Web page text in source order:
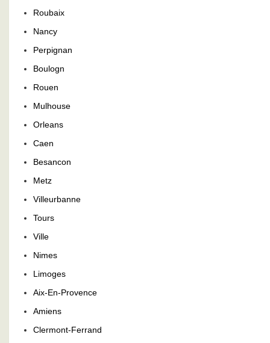
Roubaix
Nancy
Perpignan
Boulogn
Rouen
Mulhouse
Orleans
Caen
Besancon
Metz
Villeurbanne
Tours
Ville
Nimes
Limoges
Aix-En-Provence
Amiens
Clermont-Ferrand